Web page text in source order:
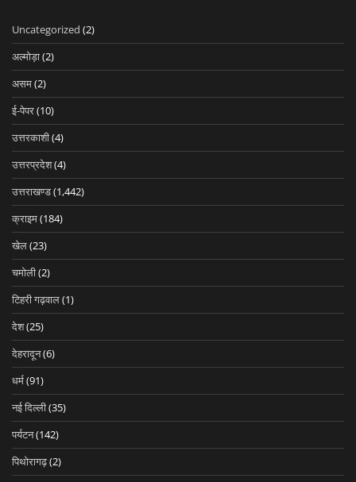
Uncategorized (2)
अल्मोड़ा(2)
असम(2)
ई-पेपर(10)
उत्तरकाशी(4)
उत्तरप्रदेश(4)
उत्तराखण्ड(1,442)
क्राइम(184)
खेल(23)
चमोली(2)
टिहरी गढ़वाल(1)
देश(25)
देहरादून(6)
धर्म(91)
नई दिल्ली(35)
पर्यटन(142)
पिथोरागढ़(2)